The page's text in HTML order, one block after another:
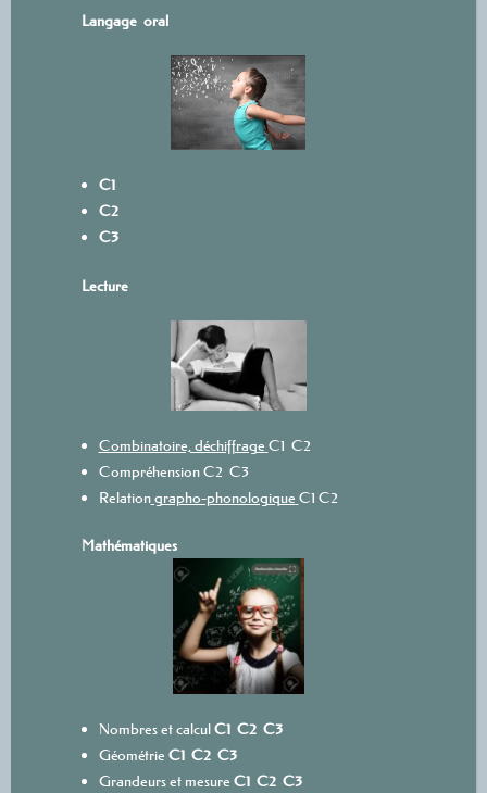
Langage oral
C1
C2
C3
Lecture
Combinatoire, déchiffrage C1 C2
CompréhensionC2 C3
Relationgrapho-phonologique C1 C2
Mathématiques
Nombres et calculC1 C2 C3
Géométrie C1 C2 C3
Grandeurs et mesure C1 C2 C3